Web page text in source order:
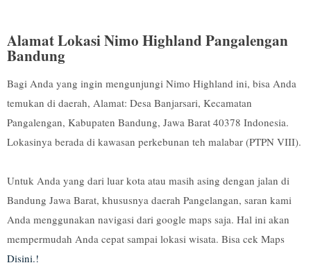
Alamat Lokasi Nimo Highland Pangalengan
Bandung
Bagi Anda yang ingin mengunjungi Nimo Highland ini, bisa Anda
temukan di daerah, Alamat: Desa Banjarsari, Kecamatan
Pangalengan, Kabupaten Bandung, Jawa Barat 40378 Indonesia.
Lokasinya berada di kawasan perkebunan teh malabar (PTPN VIII).
Untuk Anda yang dari luar kota atau masih asing dengan jalan di
Bandung Jawa Barat, khususnya daerah Pangelangan, saran kami
Anda menggunakan navigasi dari google maps saja. Hal ini akan
mempermudah Anda cepat sampai lokasi wisata. Bisa cek Maps
Disini.!